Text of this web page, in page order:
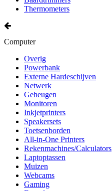
Thermometers
Computer
Overig
Powerbank
Externe Hardeschijven
Netwerk
Geheugen
Monitoren
Inkjetprinters
Speakersets
Toetsenborden
All-in-One Printers
Rekenmachines/Calculators
Laptoptassen
Muizen
Webcams
Gaming